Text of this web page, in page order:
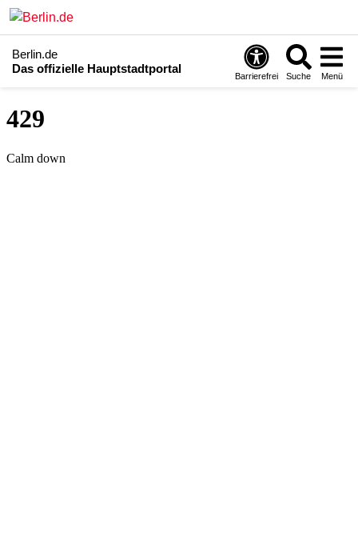
Berlin.de
Das offizielle Hauptstadtportal
Barrierefrei Suche Menü